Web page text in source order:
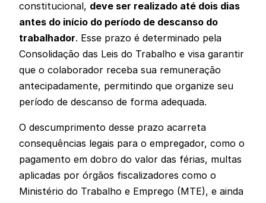
constitucional, deve ser realizado até dois dias
antes do início do período de descanso do
trabalhador. Esse prazo é determinado pela
Consolidação das Leis do Trabalho e visa garantir
que o colaborador receba sua remuneração
antecipadamente, permitindo que organize seu
período de descanso de forma adequada.
O descumprimento desse prazo acarreta
consequências legais para o empregador, como o
pagamento em dobro do valor das férias, multas
aplicadas por órgãos fiscalizadores como o
Ministério do Trabalho e Emprego (MTE), e ainda